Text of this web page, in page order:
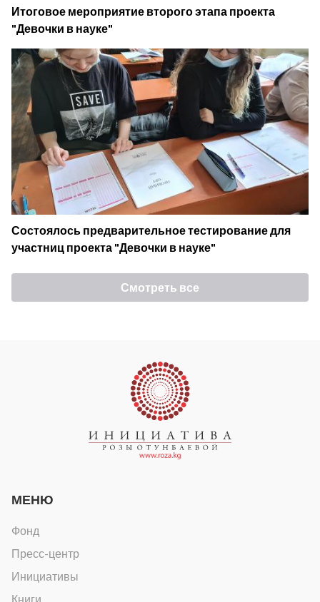
Итоговое мероприятие второго этапа проекта
"Девочки в науке"
Состоялось предварительное тестирование для
участниц проекта "Девочки в науке"
Смотреть все
МЕНЮ
Фонд
Пресс-центр
Инициативы
Книги